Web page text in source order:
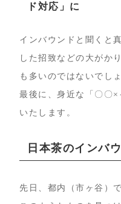
ド対応」に
インバウンドと聞くと
した招致などの大がか
も多いのではないでし
最後に、身近な「〇〇
いたします。
日本茶のインバ
先日、都内（市ヶ谷）